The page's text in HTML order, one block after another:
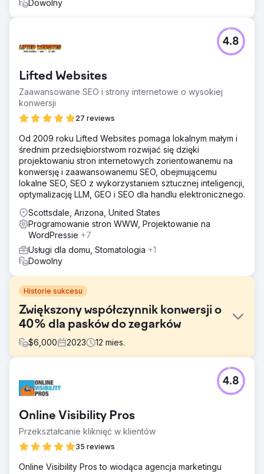
Dowolny
Lifted Websites
Zaawansowane SEO i strony internetowe o wysokiej
konwersji
27 reviews
4.8
Od 2009 roku Lifted Websites pomaga lokalnym małym i
średnim przedsiębiorstwom rozwijać się dzięki
projektowaniu stron internetowych zorientowanemu na
konwersję i zaawansowanemu SEO, obejmującemu
lokalne SEO, SEO z wykorzystaniem sztucznej inteligencji,
optymalizację LLM, GEO i SEO dla handlu elektronicznego.
Scottsdale, Arizona, United States
Programowanie stron WWW, Projektowanie na
WordPressie +7
Usługi dla domu, Stomatologia +1
Dowolny
Historie sukcesu
Zwiększony współczynnik konwersji o
40% dla pasków do zegarków
$6,000 2023 12 mies.
Witryna e-commerce specjalizująca się w wysokiej
jakości paskach do zegarków stanęła przed wyzwaniami
organicznym. Pomimo zróżnicowanego asortymentu,
słabe kierowanie na słowa kluczowe, nieodpowiednia
optymalizacja na stronie i brak wysokiej jakości linków
zwrotnych doprowadziły do niskich rankingów w
wyszukiwarkach i minimalnej sprzedaży.
Online Visibility Pros
Przekształcanie kliknięć w klientów
35 reviews
4.8
Online Visibility Pros to wiodąca agencja marketingu